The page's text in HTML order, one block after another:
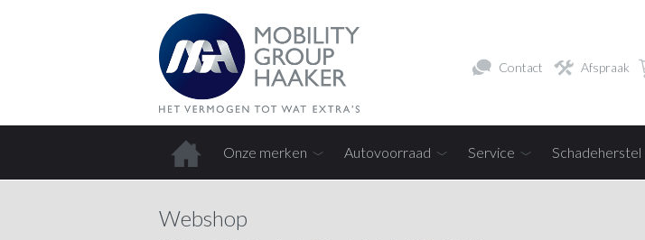
Contact Afspraak
Onze merken Autovoorraad Service Schadeherstel
Webshop